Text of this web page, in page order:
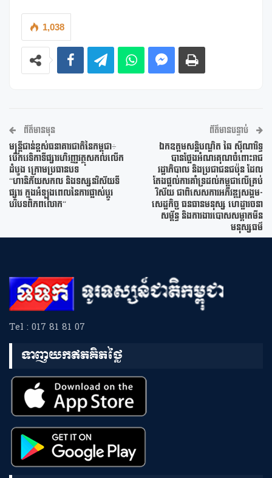
1,038
ព័ត៌មានមុន
មន្ត្រីជាន់ខ្ពស់ធនាគារជាតិនៃកម្ពុជា÷
បើកវេទិកាទីផ្សារហិរញ្ញវត្ថុសកលលើក
ដំបូង ក្រោមប្រធានបទ
“ហានិភ័យសកល និងទស្សនវិស័យទី
ផ្សារ ក្នុងអំឡុងពេលនៃការផ្លាស់ប្តូរ
បរិបទពិភពលោក“
ព័ត៌មានបន្ទាប់
ឯកឧត្តមសន្តិបណ្ឌិត ឆៃ ស៊ីណារិទ្ធ
បានថ្លែងអំណរគុណចំពោះរាជ
រដ្ឋាភិបាល និងប្រជាជនជប៉ុន ដែល
តែងផ្តល់ការគាំទ្រដល់កម្ពុជាលើគ្រប់
វិស័យ ជាពិសេសការអភិវឌ្ឍសង្គម-
សេដ្ឋកិច្ច ធនធានមនុស្ស ហេដ្ឋារចនា
សម្ព័ន្ធ និងការងារបោសសម្អាតមីន
មនុស្សធម៌
Tel : 017 81 81 07
ទាញយកឥតគិតថ្លៃ